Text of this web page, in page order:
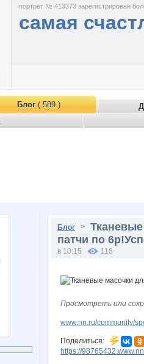
портрет № 413373 зарегистрирован
самая
Блог( 589 )
Блог >
патчи по
в 10:15 118
Просмотреть или
www.nn.ru/community/
Поделиться:
https://